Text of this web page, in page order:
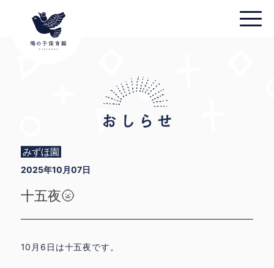
みずほ園
2025年10月07日
十五夜🌝
10月6日は十五夜です。